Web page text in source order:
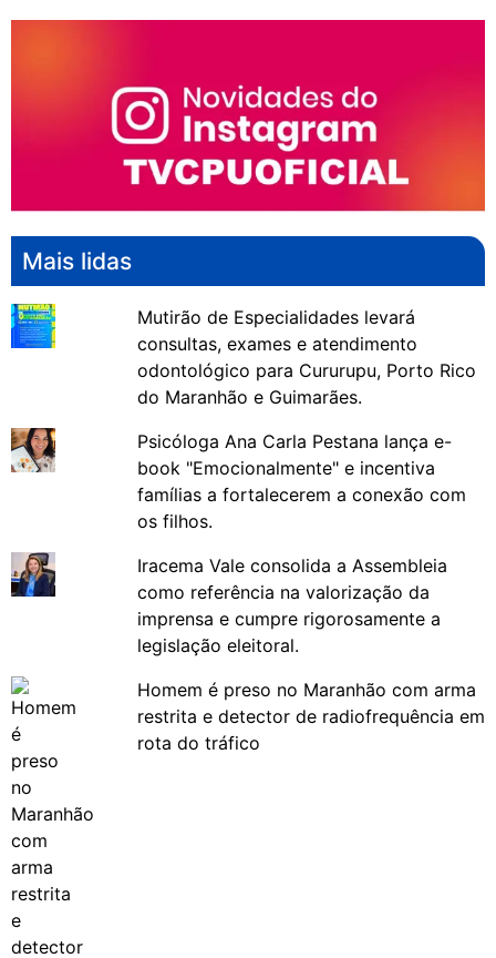
Mais lidas
Mutirão de Especialidades levará
consultas, exames e atendimento
odontológico para Cururupu, Porto Rico
do Maranhão e Guimarães.
Psicóloga Ana Carla Pestana lança e-
book "Emocionalmente" e incentiva
famílias a fortalecerem a conexão com
os filhos.
Iracema Vale consolida a Assembleia
como referência na valorização da
imprensa e cumpre rigorosamente a
legislação eleitoral.
Homem é preso no Maranhão com arma
restrita e detector de radiofrequência em
rota do tráfico